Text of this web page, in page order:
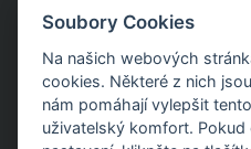
Stáhněte si manuály s
použití
Soubory Cookies
Na našich webových
cookies. Některé z nich
nám pomáhají vylepšit
uživatelský komfort.